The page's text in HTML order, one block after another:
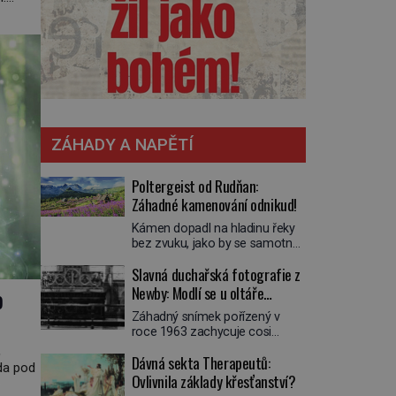
pod
ZÁHADY A NAPĚTÍ
Poltergeist od Rudňan:
Záhadné kamenování odnikud!
Kámen dopadl na hladinu řeky
bez zvuku, jako by se samotná
chlapců bolestně strhl ruku, ale
další úder ho zasáhl dříve, než si
vůbec uvědomil pohyb: tiše,
nelidsky přesně. „Odkud…?“
zachrčel starší student, ale v
kdo by po nich mohl cokoliv
házet. A když se […]
Slavná duchařská fotografie z
Newby: Modlí se u oltáře
přízračný mnich?
Záhadný snímek pořízený v
roce 1963 zachycuje cosi
poloprůhledná postava stojící u
oltáře je duch mnicha ze 16.
století s bílým závojem přes
Dávná sekta Therapeutů:
Ovlivnila základy křesťanství?